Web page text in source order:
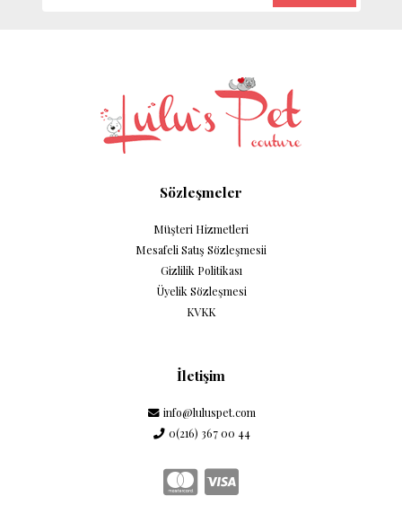
Sözleşmeler
Müşteri Hizmetleri
Mesafeli Satış Sözleşmesii
Gizlilik Politikası
Üyelik Sözleşmesi
KVKK
İletişim
info@luluspet.com
0(216) 367 00 44